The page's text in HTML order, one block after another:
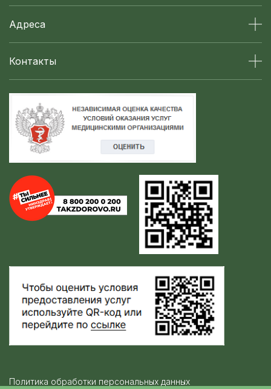
Адреса
Контакты
Политика обработки персональных данных